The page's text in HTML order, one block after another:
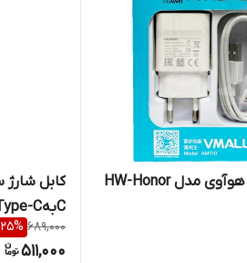
شارژر دیواری هوآوی مدل HW-Honor
CبهType-C مدلS22
689,000
25%
511,000